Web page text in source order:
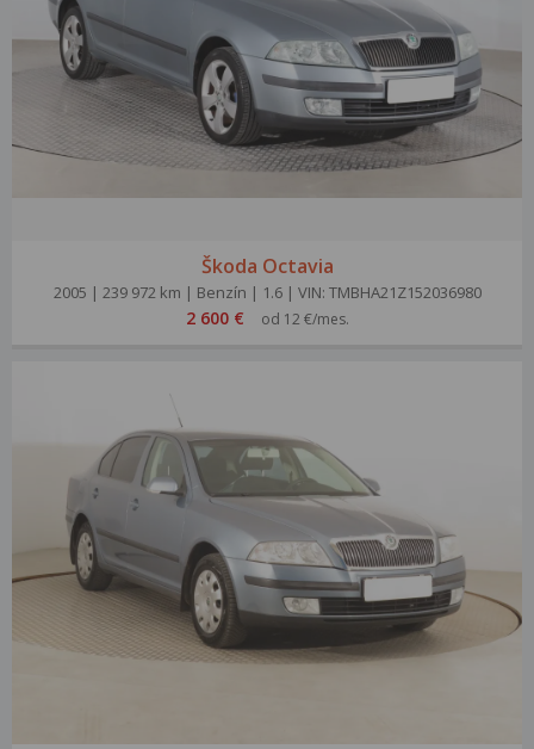
Škoda Octavia
2005 | 239 972 km | Benzín | 1.6 | VIN: TMBHA21Z152036980
2 600 € od 12 €/mes.